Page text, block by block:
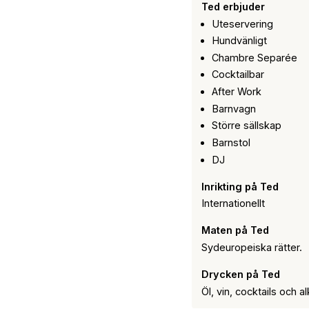
Ted erbjuder
Uteservering
Hundvänligt
Chambre Separée
Cocktailbar
After Work
Barnvagn
Större sällskap
Barnstol
DJ
Inrikting på Ted
Internationellt
Maten på Ted
Sydeuropeiska rätter.
Drycken på Ted
Öl, vin, cocktails och